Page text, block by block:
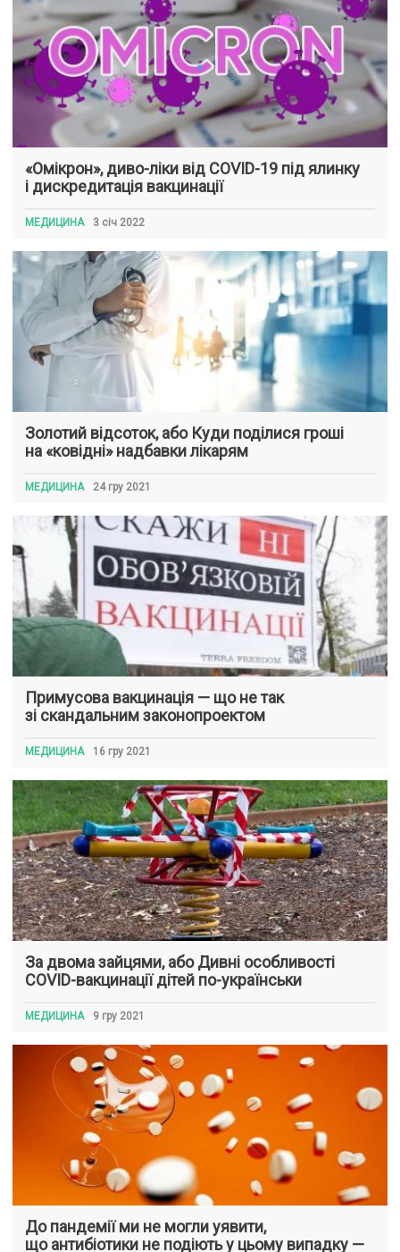
«Омікрон», диво-ліки від COVID-19 під ялинку
і дискредитація вакцинації
МЕДИЦИНА 3 січ 2022
Золотий відсоток, або Куди поділися гроші
на «ковідні» надбавки лікарям
МЕДИЦИНА 24 гру 2021
Примусова вакцинація — що не так
зі скандальним законопроектом
МЕДИЦИНА 16 гру 2021
За двома зайцями, або Дивні особливості
COVID-вакцинації дітей по-українськи
МЕДИЦИНА 9 гру 2021
До пандемії ми не могли уявити,
що антибіотики не подіють у цьому випадку —